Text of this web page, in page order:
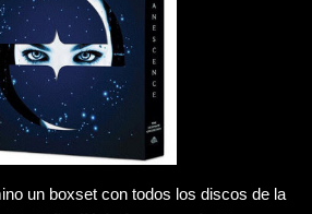
un boxset con todos los discos de la